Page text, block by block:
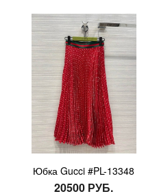
Юбка Gucci #PL-13348
20500 РУБ.